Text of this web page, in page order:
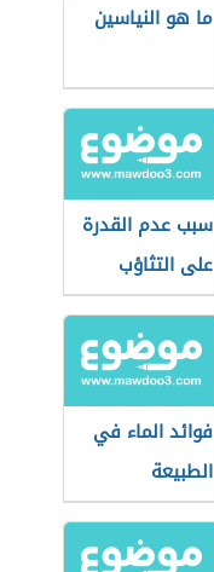
ما هو النياسين
سبب عدم القدرة
على التثاؤب
فوائد الماء في
الطبيعة